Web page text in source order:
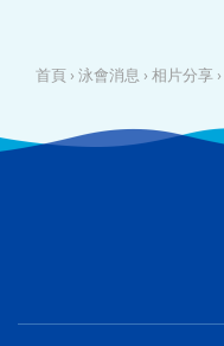
首頁 › 泳會消息 › 相片分享 ›